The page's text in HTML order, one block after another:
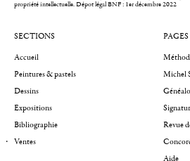
propriété intellectuelle.Dépot légal BNF : 1er décembre 2022
SECTIONS
Accueil
Peintures & pastels
Dessins
Expositions
Bibliographie
Ventes
PAGES
Michel
Revue
Aide